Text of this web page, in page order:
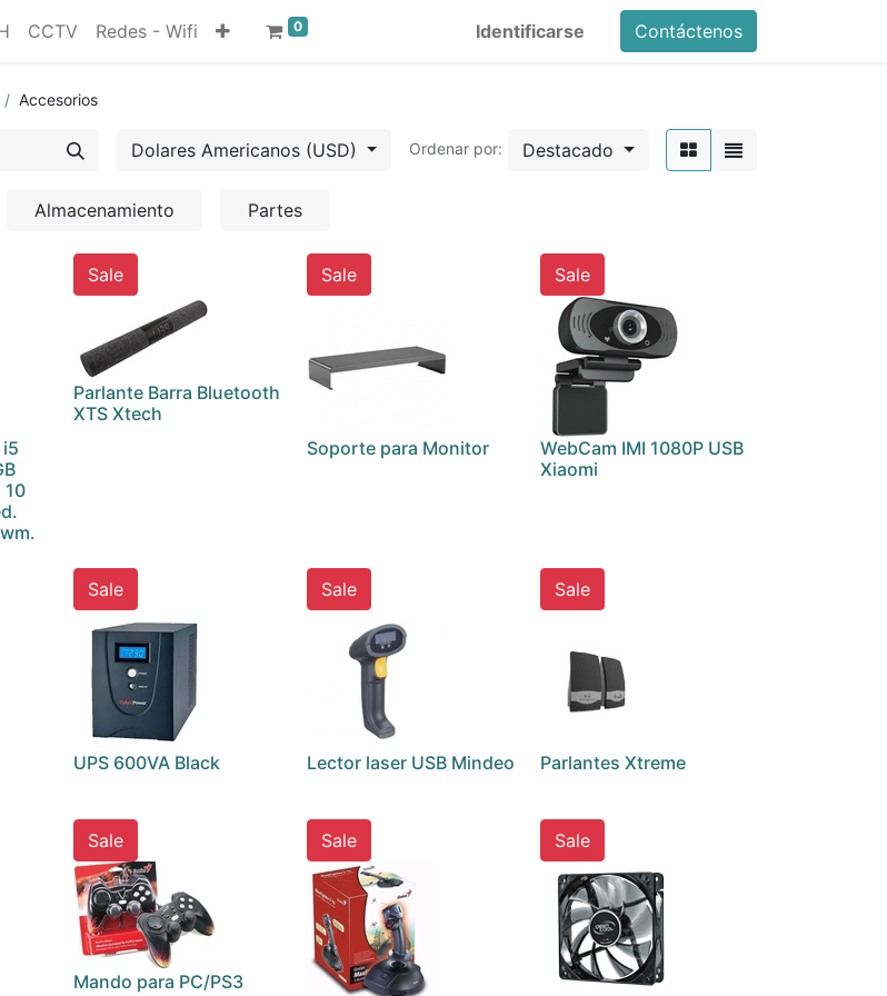
CCTV Redes - Wifi 0 Identificarse Contáctenos
Accesorios
Dolares Americanos (USD) Ordenar por: Destacado
Almacenamiento Partes
10
Sale
Parlante Barra Bluetooth
XTS Xtech
Sale
Soporte para Monitor
Sale
WebCam IMI 1080P USB
Xiaomi
Sale
UPS 600VA Black
Sale
Lector laser USB Mindeo
Sale
Parlantes Xtreme
Sale
Mando para PC/PS3
Sale Sale